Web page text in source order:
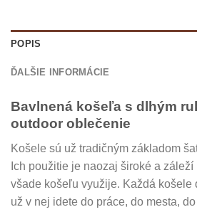
POPIS
ĎALŠIE INFORMÁCIE
Bavlnená košeľa s dlhým
outdoor oblečenie
Košele sú už tradičným základom
Ich použitie je naozaj široké a
všade košeľu využije. Každá košele
už v nej idete do práce, do mesta,